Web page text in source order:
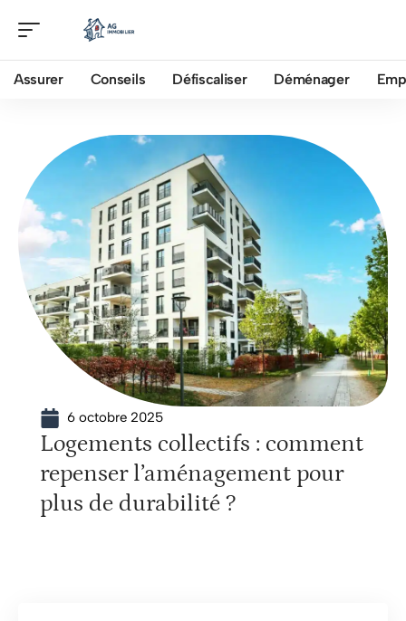
Assurer Conseils Défiscaliser Déménager
6 octobre 2025
Logements collectifs : comment
repenser l’aménagement pour
plus de durabilité ?